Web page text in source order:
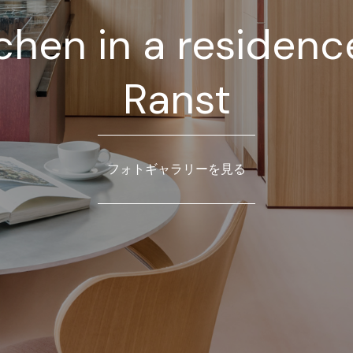
in a
Ranst
フォトギャラリーを見る